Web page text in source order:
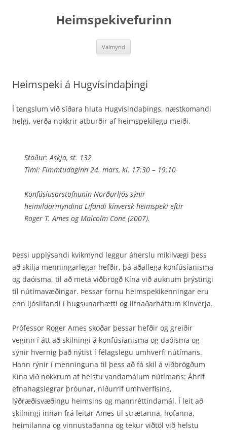
Heimspekivefurinn
Valmynd
Heimspeki á Hugvísindaþingi
Í tengslum við síðara hluta Hugvísindaþings, næstkomandi
helgi, verða nokkrir atburðir af heim­spekilegu meiði.
Staður: Askja, st. 132
Tími: Fimmtudaginn 24. mars, kl. 17:30 – 19:10
Konfúsíusarstofnunin Norðurljós sýnir
heimildarmyndina Lifandi kínversk heimspeki eftir
Roger T. Ames og Malcolm Cone (2007).
Þessi upplýsandi kvikmynd leggur áherslu mikilvægi þess
að skilja menningarlegar hefðir, þá aðallega konfúsíanisma
og daóisma, til að meta viðbrögð Kína við auknum þrýstingi
til nútíma­væðingar. Þessar fornu heimspekikenningar eru
enn ljóslifandi í hugsunarhætti og lifnaðar­háttum Kínverja.
Prófessor Roger Ames skoðar þessar hefðir og greiðir
veginn í átt að skilningi á konfúsíanisma og daóisma og
sýnir hvernig það nýtist í félagslegu umhverfi nútímans.
Hann rýnir í menninguna til þess að fá skil á viðbrögðum
Kína við nokkrum af helstu vandamálum nútímans: Áhrif
efna­hagslegrar þróunar, niðurrif umhverfisins,
lýðræðisvæðingu heimsins og mannréttindamál. Í leit að
skilningi innan frá leitar Ames til strætanna, hofanna,
heimilanna og vinnustaðanna og tekur viðtöl við helstu